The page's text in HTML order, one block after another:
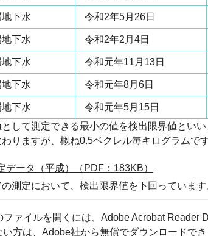
下水 令和2年5月26日
下水 令和2年2月4日
下水 令和元年11月13日
下水 令和元年8月6日
下水 令和元年5月15日
して測定できる最小の値を検出限界値とい
りますが、概ね0.5ベクレル毎キログラムです
データ（平成）（PDF：183KB）
測定において、検出限界値を下回っています
ファイルを開くには、Adobe Acrobat Reader
い方は、Adobe社から無償でダウンロードでき